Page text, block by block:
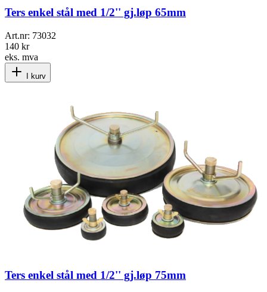
Ters enkel stål med 1/2'' gj.løp 65mm
Art.nr: 73032
140 kr
eks. mva
I kurv
Ters enkel stål med 1/2'' gj.løp 75mm